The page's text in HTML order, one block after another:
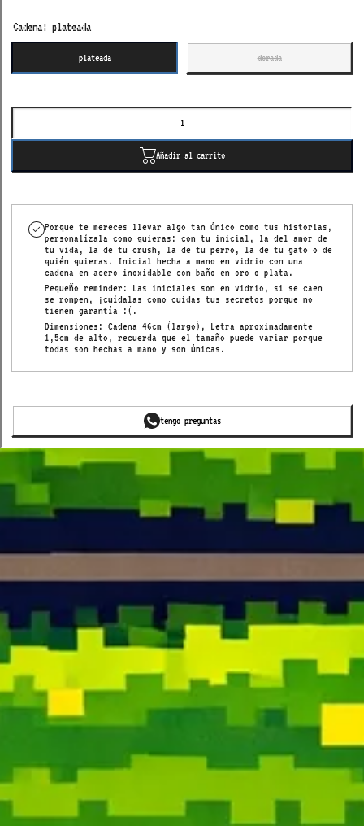
Cadena: plateada
plateada dorada
Añadir al carrito
Porque te mereces llevar algo tan único como tus historias,
personalízala como quieras: con tu inicial, la del amor de
tu vida, la de tu crush, la de tu perro, la de tu gato o de
quién quieras. Inicial hecha a mano en vidrio con una
cadena en acero inoxidable con baño en oro o plata.
Pequeño reminder: Las iniciales son en vidrio, si se caen
se rompen, ¡cuídalas como cuidas tus secretos porque no
tienen garantía :(.
Dimensiones: Cadena 46cm (largo), Letra aproximadamente
1,5cm de alto, recuerda que el tamaño puede variar porque
todas son hechas a mano y son únicas.
tengo preguntas